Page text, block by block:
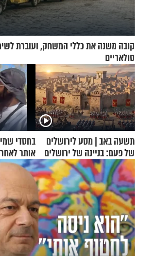
קובה משנה את כללי המשחק, ועוברת
סולאריים
תשעה באב | מסע לירושלים
של פעם: בניינה של ירושלים
אותר